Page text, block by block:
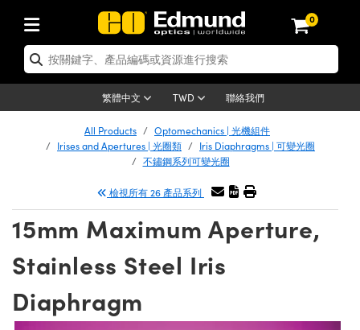
0
繁體中文 TWD 聯絡我們
| 光學產品
Diffusers | 窗鏡或擴散片
| 偏振光學元件
| 分光鏡
Optics | 雷射光學
| 超快光學
| 雷射光學元件組装
| 光機組件
| 光學籠式系統
Mounts | 台式光學安裝座
and Breadboards | 光學平臺和麵包板
| 電動平臺
and Slides | 平臺和滑塊
| 顯微鏡
| Mitutoyo 物鏡
| ZEISS 物鏡
Microscopes
Objectives
| 雷射
and Electronics | 雷射量測和電
| 雷射配件
Lenses | 成像鏡頭
Lenses | 定焦鏡頭
| 遠心鏡頭
Mount Lenses) | M12 鏡頭 (S 接口鏡
Magnification Lenses
for Harsh Environments
| 相機
Cameras | Gigabit乙太網相機
Cameras | Teledyne Dalsa 相機
Microscopy Cameras
| Allied Vision 相機
| Basler 相機
and Illumination | 照明
Lighting | 機器視覺光源
|顯微鏡照明
| 其他光源
| 光源配件
Targets | 測試板
Targets | 解析度測試板
Targets | 畸變測試版
& Stage Micrometers | 圖像分析和平
Test Targets | 色卡測試板
板
and Detection | 測試與監測
Solutions | 機器視覺方案
and Electronics | 雷射量測和電
測器
| 光譜儀
and Production | 實驗室和生產線
Tools | 零件夾持用品
Products | Acktar 黑色吸光材料
| 暗室器材
Accessories | UV固化設備
用選購
Imaging
Imaging
By Brand
Products | 新品專區
| 清倉品
| 清倉光學產品
| 清倉光機組件
| 清倉顯微鏡
Lenses | 清倉成像鏡頭
| 清倉相機
Products | 重新認證產品
| 重新認證光學產品
| 重新認證光機組件
| 重新認證顯微鏡
Lenses | 重新認證成像鏡頭
| 重新認證相機
| 重新認證照明
All Products
Optomechanics | 光機組件
Irises and Apertures | 光圈類
Iris Diaphragms | 可變光圈
不鏽鋼系列可變光圈
檢視所有 26 產品系列
15mm Maximum Aperture,
Stainless Steel Iris
Diaphragm